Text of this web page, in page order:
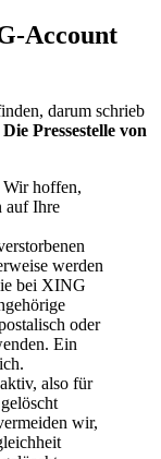
Account
darum schrieb
Die Pressestelle von
hoffen,
auf Ihre
werden
bei XING
oder
Ein
also für
wir,